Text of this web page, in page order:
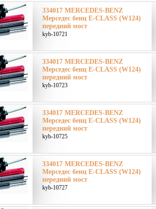
334017 MERCEDES-BENZ
Мерседес бенц E-CLASS (W124)
передний мост
kyb-10721
334017 MERCEDES-BENZ
Мерседес бенц E-CLASS (W124)
передний мост
kyb-10723
334017 MERCEDES-BENZ
Мерседес бенц E-CLASS (W124)
передний мост
kyb-10725
334017 MERCEDES-BENZ
Мерседес бенц E-CLASS (W124)
передний мост
kyb-10727